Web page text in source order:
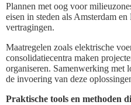
Plannen met oog voor
eisen in steden als Amsterdam
vertragingen.
Maatregelen zoals elektrische
consolidatiecentra maken
organiseren. Samenwerking met
de invoering van deze
Praktische tools en methoden